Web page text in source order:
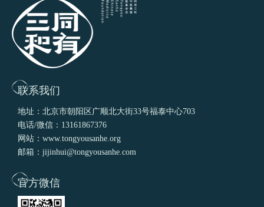
联系我们
地址：北京市朝阳区广顺北大街33号福泰中心703
电话/微信：13161867376
网站：www.tongyousanhe.org
邮箱：jijinhui@tongyousanhe.com
官方微信